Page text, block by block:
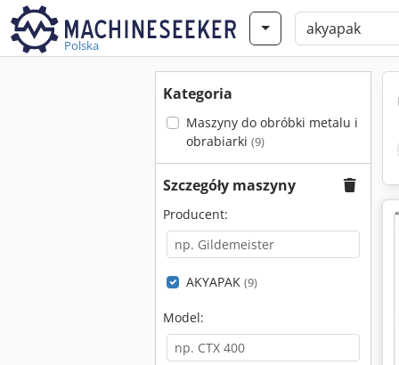
Polska
Kategoria
Maszyny do obróbki metalu i
obrabiarki (9)
Szczegóły maszyny
Producent:
AKYAPAK (9)
Model: